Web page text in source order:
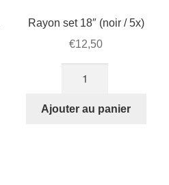
Rayon set 18″ (noir / 5x)
€12,50
Rayon
Ajouter au panier